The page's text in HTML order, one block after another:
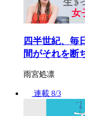
四半世紀、毎
間がそれを断
雨宮処凛
連載 8/3